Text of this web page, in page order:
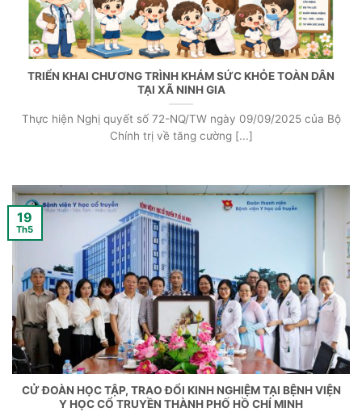
TRIỂN KHAI CHƯƠNG TRÌNH KHÁM SỨC KHỎE TOÀN DÂN
TẠI XÃ NINH GIA
Thực hiện Nghị quyết số 72-NQ/TW ngày 09/09/2025 của Bộ
Chính trị về tăng cường [...]
CỬ ĐOÀN HỌC TẬP, TRAO ĐỔI KINH NGHIỆM TẠI BỆNH VIỆN
Y HỌC CỔ TRUYỀN THÀNH PHỐ HỒ CHÍ MINH
19
Th5